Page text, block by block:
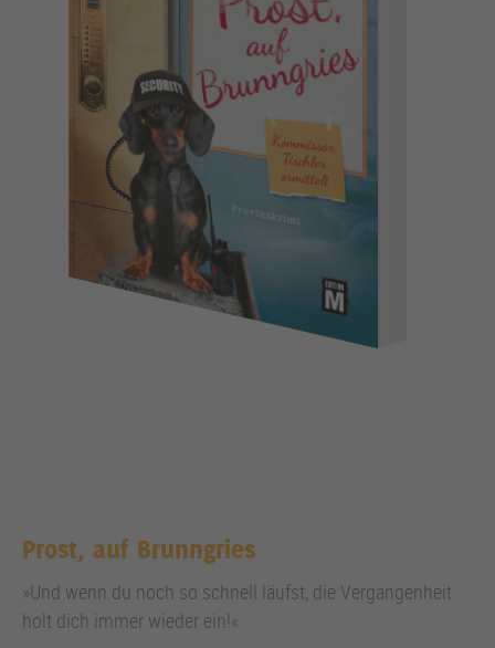
Prost, auf Brunngries
»Und wenn du noch so schnell läufst, die Vergangenheit
holt dich immer wieder ein!«